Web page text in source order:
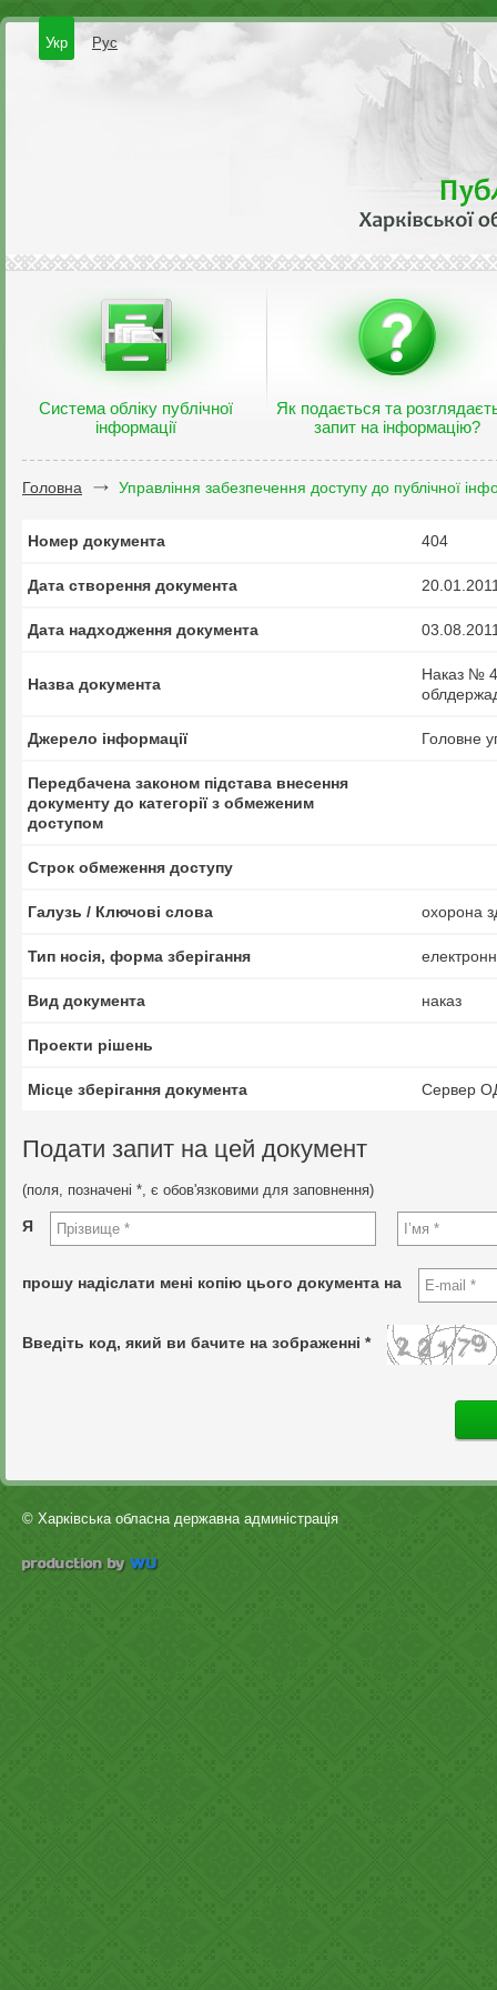
Укр Рус
Система обліку публічної
інформації
Як подається та
запит на інформацію?
Головна Управління забезпечення доступу до публічної
Номер документа 404
Дата створення документа
Дата надходження документа
Назва документа
Наказ №
Джерело інформації Головне
Передбачена законом підстава внесення
документу до категорії з обмеженим
доступом
Строк обмеження доступу
Галузь / Ключові слова охорона
Тип носія, форма зберігання
Вид документа наказ
Проекти рішень
Місце зберігання документа Сервер
Подати запит на цей документ
(поля, позначені *, є обов'язковими для заповнення)
Я
прошу надіслати мені копію цього документа на
Введіть код, який ви бачите на зображенні *
© Харківська обласна державна админістрація